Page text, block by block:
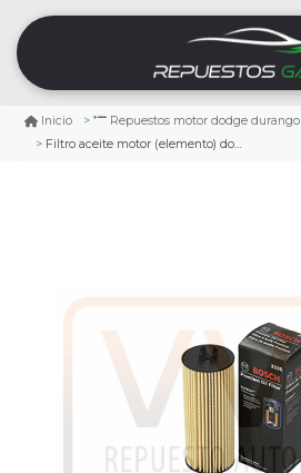
Inicio
Repuestos motor dodge durango
Filtro aceite motor (elemento) dodge durango 3.6 2011/2013